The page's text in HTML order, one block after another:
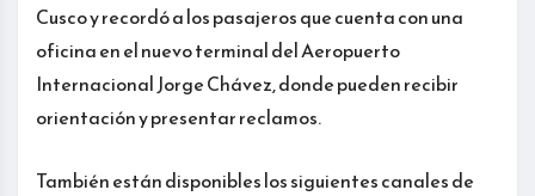
Cusco y recordó a los pasajeros que cuenta con una
oficina en el nuevo terminal del Aeropuerto
Internacional Jorge Chávez, donde pueden recibir
orientación y presentar reclamos.
También están disponibles los siguientes canales de